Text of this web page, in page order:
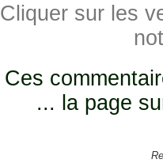
Cliquer sur les
Ces
... la page